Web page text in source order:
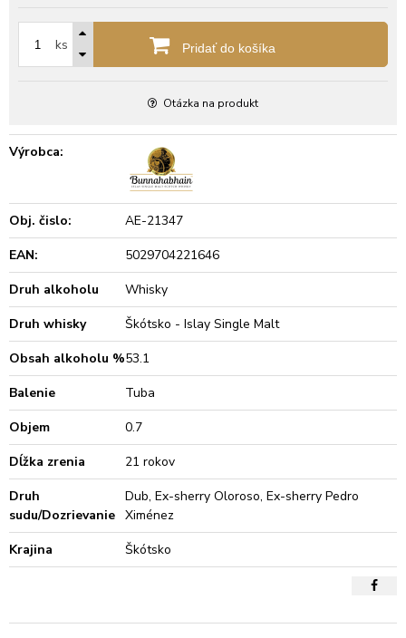
ks Pridať do košíka
Otázka na produkt
Výrobca:
Obj. čislo:
AE-21347
EAN:
5029704221646
Druh alkoholu
Whisky
Druh whisky
Škótsko - Islay Single Malt
Obsah alkoholu %53.1
Balenie
Tuba
Objem
0.7
Dĺžka zrenia
21 rokov
Druh
sudu/Dozrievanie
Dub, Ex-sherry Oloroso, Ex-sherry Pedro
Ximénez
Krajina
Škótsko